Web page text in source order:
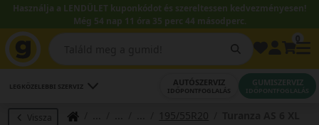
Használja a LENDÜLET kuponkódot és szereltessen kedvezményesen!
Még 54 nap 11 óra 35 perc 44 másodperc.
LEGKÖZELEBBI SZERVIZ AUTÓSZERVIZ
IDŐPONTFOGLALÁS
GUMISZERVIZ
IDŐPONTFOGLALÁS
Vissza 195/55R20